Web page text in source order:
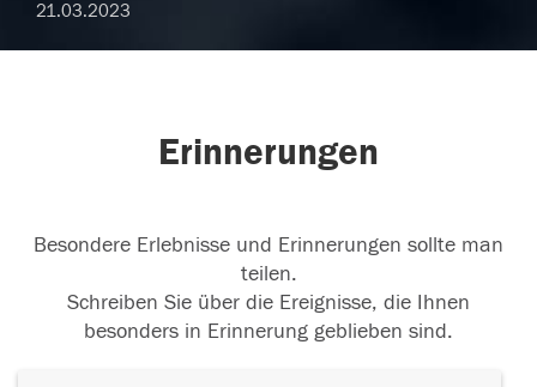
21.03.2023
Erinnerungen
Besondere Erlebnisse und Erinnerungen sollte man
teilen.
Schreiben Sie über die Ereignisse, die Ihnen
besonders in Erinnerung geblieben sind.